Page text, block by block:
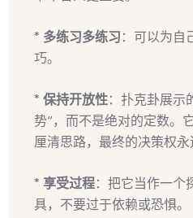
* 多练习多练习 ：可以为自
巧。
* 保持开放性：扑克卦展示
势”，而不是绝对的定数。
厘清思路，最终的决策权永
* 享受过程：把它当作一个
具，不要过于依赖或恐惧。